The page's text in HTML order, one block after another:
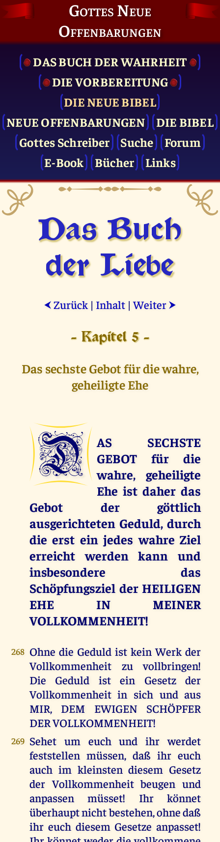
Gottes Neue
Offenbarungen
DAS BUCH DER WAHRHEIT
DIE VOR­BEREITUNG
DIE NEUE BIBEL
NEUE OFFENBARUNGEN
DIE BIBEL
Gottes Schreiber
Suche
Forum
E-Book
Bücher Links
Das Buch
der Liebe
⮜ Zurück | Inhalt |Weiter ⮞
- Kapitel 5 -
Das sechste Gebot für die wahre,
geheiligte Ehe
D
AS SECHSTE
GEBOT für die
wahre, geheiligte
Ehe ist daher das
Gebot der göttlich
ausgerichteten Geduld, durch
die erst ein jedes wahre Ziel
erreicht werden kann und
insbesondere das
Schöpfungsziel der HEILIGEN
EHE IN MEINER
VOLLKOMMENHEIT!
268 Ohne die Geduld ist kein Werk der
Vollkommenheit zu vollbringen!
Die Geduld ist ein Gesetz der
Vollkommenheit in sich und aus
MIR, DEM EWIGEN SCHÖPFER
DER VOLLKOMMENHEIT!
269 Sehet um euch und ihr werdet
feststellen müssen, daß ihr euch
auch im kleinsten diesem Gesetz
der Vollkommenheit beugen und
anpassen müsset! Ihr könnet
überhaupt nicht bestehen, ohne daß
ihr euch diesem Gesetze anpasset!